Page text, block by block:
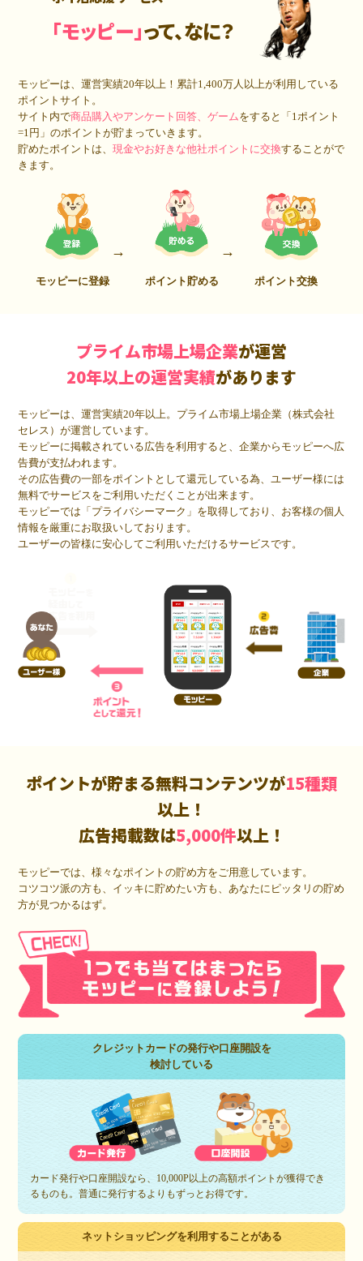
「モッピー」って、なに？
モッピーは、運営実績20年以上！累計1,400万人 以上が利用している
ポイントサイト。
サイト内で商品購入やアンケート回答、ゲームをすると「1ポイント
=1円」のポイントが貯まっていきます。
貯めたポイントは、現金やお好きな他社ポイントに交換することがで
きます。
モッピーに登録 ポイント貯める ポイント交換
プライム市場上場企業が運営
20年以上の運営実績があります
モッピーは、運営実績20年以上。プライム市場上場企業（株式会社
セレス）が運営しています。
モッピーに掲載されている広告を利用すると、企業からモッピーへ広
告費が支払われます。
その広告費の一部をポイントとして還元している為、ユーザー様には
無料でサービスをご利用いただくことが出来ます。
モッピーでは「プライバシーマーク」を取得しており、お客様の個人
情報を厳重にお取扱いしております。
ユーザーの皆様に安心してご利用いただけるサービスです。
ポイントが貯まる無料コンテンツが15種類
以上！
広告掲載数は5,000件以上！
モッピーでは、様々なポイントの貯め方をご用意しています。
コツコツ派の方も、イッキに貯めたい方も、あなたにピッタリの貯め
方が見つかるはず。
クレジットカードの発行や口座開設を
検討している
カード発行や口座開設なら、10,000P以上の高額ポイントが獲得でき
るものも。普通に発行するよりもずっとお得です。
ネットショッピングを利用することがある